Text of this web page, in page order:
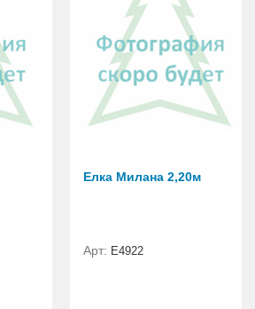
Елка Милана 2,20м
Арт: Е4922